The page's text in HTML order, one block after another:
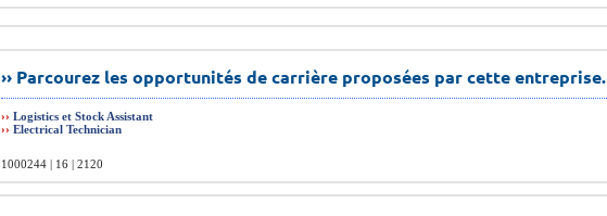
›› Parcourez les opportunités de carrière proposées par cette entreprise.
›› Logistics et Stock Assistant
›› Electrical Technician
1000244 | 16 | 2120